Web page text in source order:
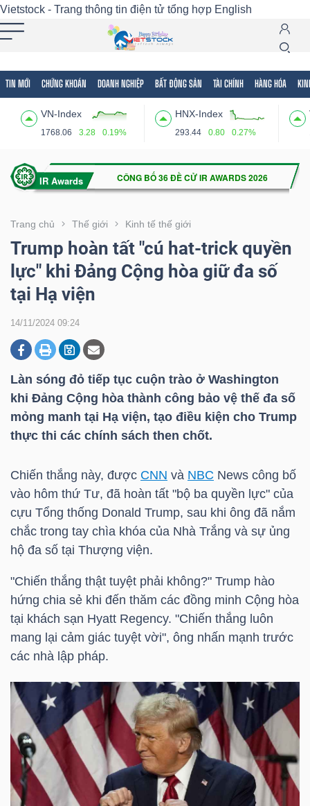
Vietstock - Trang thông tin điện tử tổng hợp English
TIN MỚI CHỨNG KHOÁN DOANH NGHIỆP BẤT ĐỘNG SẢN TÀI CHÍNH HÀNG HÓA
VN-Index
1768.06 3.28 0.19%
HNX-Index
293.44 0.80 0.27%
Trang chủ Thế giới Kinh tế thế giới
Trump hoàn tất "cú hat-trick quyền
lực" khi Đảng Cộng hòa giữ đa số
tại Hạ viện
14/11/2024 09:24
Làn sóng đỏ tiếp tục cuộn trào ở Washington
khi Đảng Cộng hòa thành công bảo vệ thế đa số
mỏng manh tại Hạ viện, tạo điều kiện cho Trump
thực thi các chính sách then chốt.
Chiến thắng này, được CNN và NBC News công bố
vào hôm thứ Tư, đã hoàn tất "bộ ba quyền lực" của
cựu Tổng thống Donald Trump, sau khi ông đã nắm
chắc trong tay chìa khóa của Nhà Trắng và sự ủng
hộ đa số tại Thượng viện.
"Chiến thắng thật tuyệt phải không?" Trump hào
hứng chia sẻ khi đến thăm các đồng minh Cộng hòa
tại khách sạn Hyatt Regency. "Chiến thắng luôn
mang lại cảm giác tuyệt vời", ông nhấn mạnh trước
các nhà lập pháp.
Tất cả Tính năng Ngành Mã chứng khoán
Tính
(-)
VIETSTOCK
CHỨNG
KHOÁN
DOANH
NGHIỆP
BẤT
SẢN
TÀI
KINH
TẾ
THẾ